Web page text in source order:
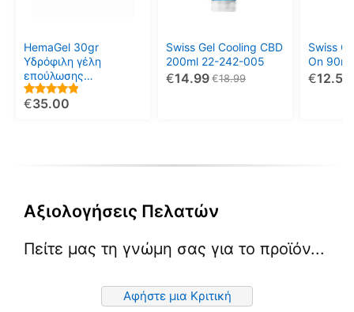
HemaGel 30gr
Υδρόφιλη γέλη
επούλωσης
τραυμάτων 11-222-
005
5.00
out of 5
35.00
€
Swiss Gel Cooling CBD
200ml 22-242-005
18.99
€
14.99
€
Swiss
On
12.50
€
να
Αξιολογήσεις Πελατών
Πείτε μας τη γνώμη σας για το προϊόν...
Αφήστε μια Κριτική